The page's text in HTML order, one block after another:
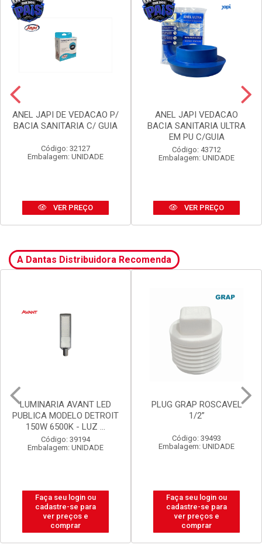
ANEL JAPI DE VEDACAO P/
BACIA SANITARIA C/ GUIA
Código: 32127
Embalagem: UNIDADE
VER PREÇO
ANEL JAPI VEDACAO
BACIA SANITARIA ULTRA
EM PU C/GUIA
Código: 43712
Embalagem: UNIDADE
VER PREÇO
A Dantas Distribuidora Recomenda
PLUG GRAP ROSCAVEL
1/2”
Código: 39493
Embalagem: UNIDADE
Faça seu login ou
cadastre-se para
ver preços e
comprar
LUX DURAMAIS BALDE 15L
BRANCO NEVE
Código: 20238
Embalagem: BALDE
Faça seu login ou
cadastre-se para
ver preços e
comprar